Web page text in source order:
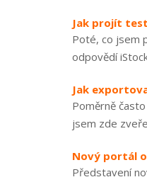
Jak projít
Poté, co jsem
odpovědí
Jak
Poměrně
jsem zde
Nový portál
Představení